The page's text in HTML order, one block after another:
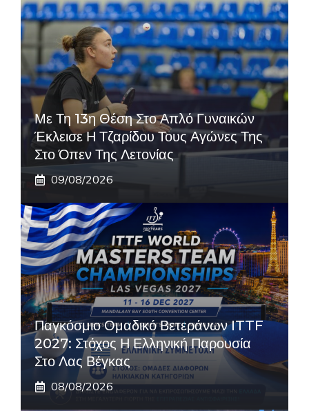
Με Τη 13η Θέση Στο Απλό Γυναικών
Έκλεισε Η Τζαρίδου Τους Αγώνες Της
Στο Όπεν Της Λετονίας
09/08/2026
Παγκόσμιο Ομαδικό Βετεράνων ITTF
2027: Στόχος Η Ελληνική Παρουσία
Στο Λας Βέγκας
08/08/2026